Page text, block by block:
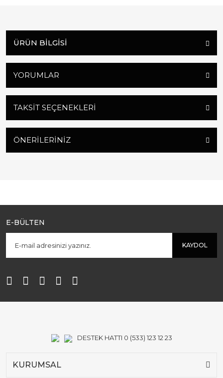
ÜRÜN BILGISI
YORUMLAR
TAKSIT SEÇENEKLERI
ÖNERILERINIZ
E-BÜLTEN
KAYDOL
DESTEK HATTI 0 (533) 123 12 23
KURUMSAL